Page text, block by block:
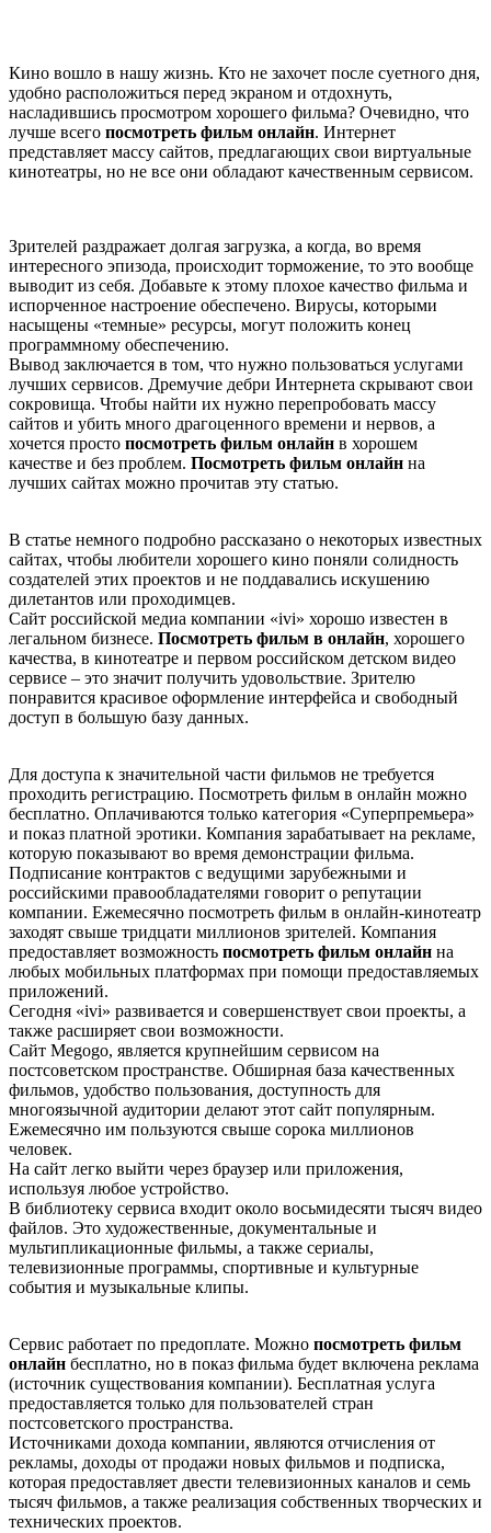
Кино вошло в нашу жизнь. Кто не захочет после суетного дня,
удобно расположиться перед экраном и отдохнуть,
насладившись просмотром хорошего фильма? Очевидно, что
лучше всего посмотреть фильм онлайн. Интернет
представляет массу сайтов, предлагающих свои виртуальные
кинотеатры, но не все они обладают качественным сервисом.
Зрителей раздражает долгая загрузка, а когда, во время
интересного эпизода, происходит торможение, то это вообще
выводит из себя. Добавьте к этому плохое качество фильма и
испорченное настроение обеспечено. Вирусы, которыми
насыщены «темные» ресурсы, могут положить конец
программному обеспечению.
Вывод заключается в том, что нужно пользоваться услугами
лучших сервисов. Дремучие дебри Интернета скрывают свои
сокровища. Чтобы найти их нужно перепробовать массу
сайтов и убить много драгоценного времени и нервов, а
хочется просто посмотреть фильм онлайн в хорошем
качестве и без проблем. Посмотреть фильм онлайн на
лучших сайтах можно прочитав эту статью.
В статье немного подробно рассказано о некоторых известных
сайтах, чтобы любители хорошего кино поняли солидность
создателей этих проектов и не поддавались искушению
дилетантов или проходимцев.
Сайт российской медиа компании «ivi» хорошо известен в
легальном бизнесе. Посмотреть фильм в онлайн, хорошего
качества, в кинотеатре и первом российском детском видео
сервисе – это значит получить удовольствие. Зрителю
понравится красивое оформление интерфейса и свободный
доступ в большую базу данных.
Для доступа к значительной части фильмов не требуется
проходить регистрацию. Посмотреть фильм в онлайн можно
бесплатно. Оплачиваются только категория «Суперпремьера»
и показ платной эротики. Компания зарабатывает на рекламе,
которую показывают во время демонстрации фильма.
Подписание контрактов с ведущими зарубежными и
российскими правообладателями говорит о репутации
компании. Ежемесячно посмотреть фильм в онлайн-кинотеатр
заходят свыше тридцати миллионов зрителей. Компания
предоставляет возможность посмотреть фильм онлайн на
любых мобильных платформах при помощи предоставляемых
приложений.
Сегодня «ivi» развивается и совершенствует свои проекты, а
также расширяет свои возможности.
Сайт Меgоgо, является крупнейшим сервисом на
постсоветском пространстве. Обширная база качественных
фильмов, удобство пользования, доступность для
многоязычной аудитории делают этот сайт популярным.
Ежемесячно им пользуются свыше сорока миллионов
человек.
На сайт легко выйти через браузер или приложения,
используя любое устройство.
В библиотеку сервиса входит около восьмидесяти тысяч видео
файлов. Это художественные, документальные и
мультипликационные фильмы, а также сериалы,
телевизионные программы, спортивные и культурные
события и музыкальные клипы.
Сервис работает по предоплате. Можно посмотреть фильм
онлайн бесплатно, но в показ фильма будет включена реклама
(источник существования компании). Бесплатная услуга
предоставляется только для пользователей стран
постсоветского пространства.
Источниками дохода компании, являются отчисления от
рекламы, доходы от продажи новых фильмов и подписка,
которая предоставляет двести телевизионных каналов и семь
тысяч фильмов, а также реализация собственных творческих и
технических проектов.